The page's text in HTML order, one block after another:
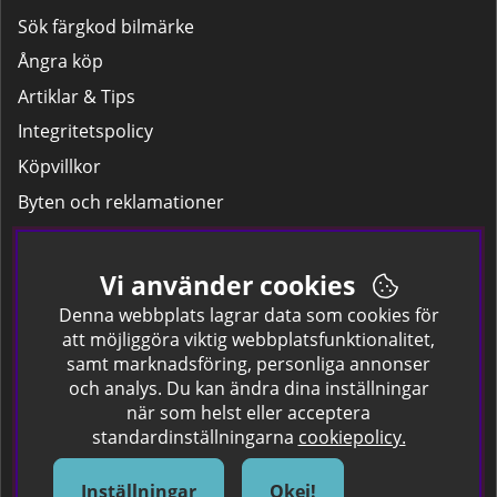
Sök färgkod bilmärke
Ångra köp
Artiklar & Tips
Integritetspolicy
Köpvillkor
Byten och reklamationer
Leverans
Hitta färgkoden på bilen.
Företagskund
Om oss
Om Spraycan
IKEA Färger
Vi använder cookies
Denna webbplats lagrar data som cookies för
att möjliggöra viktig webbplatsfunktionalitet,
samt marknadsföring, personliga annonser
och analys. Du kan ändra dina inställningar
när som helst eller acceptera
standardinställningarna cookiepolicy.
Inställningar Okej!